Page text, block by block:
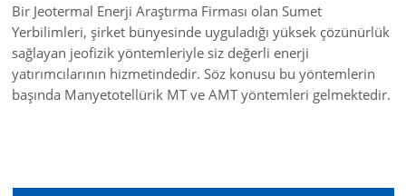
Bir Jeotermal Enerji Araştırma Firması olan Sumet
Yerbilimleri, şirket bünyesinde uyguladığı yüksek çözünürlük
sağlayan jeofizik yöntemleriyle siz değerli enerji
yatırımcılarının hizmetindedir. Söz konusu bu yöntemlerin
başında Manyetotellürik MT ve AMT yöntemleri gelmektedir.